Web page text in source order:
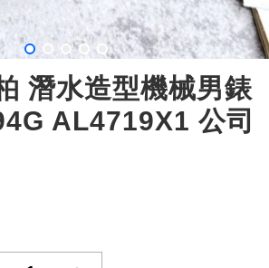
潛水造型機械男錶
AL4719X1 公司